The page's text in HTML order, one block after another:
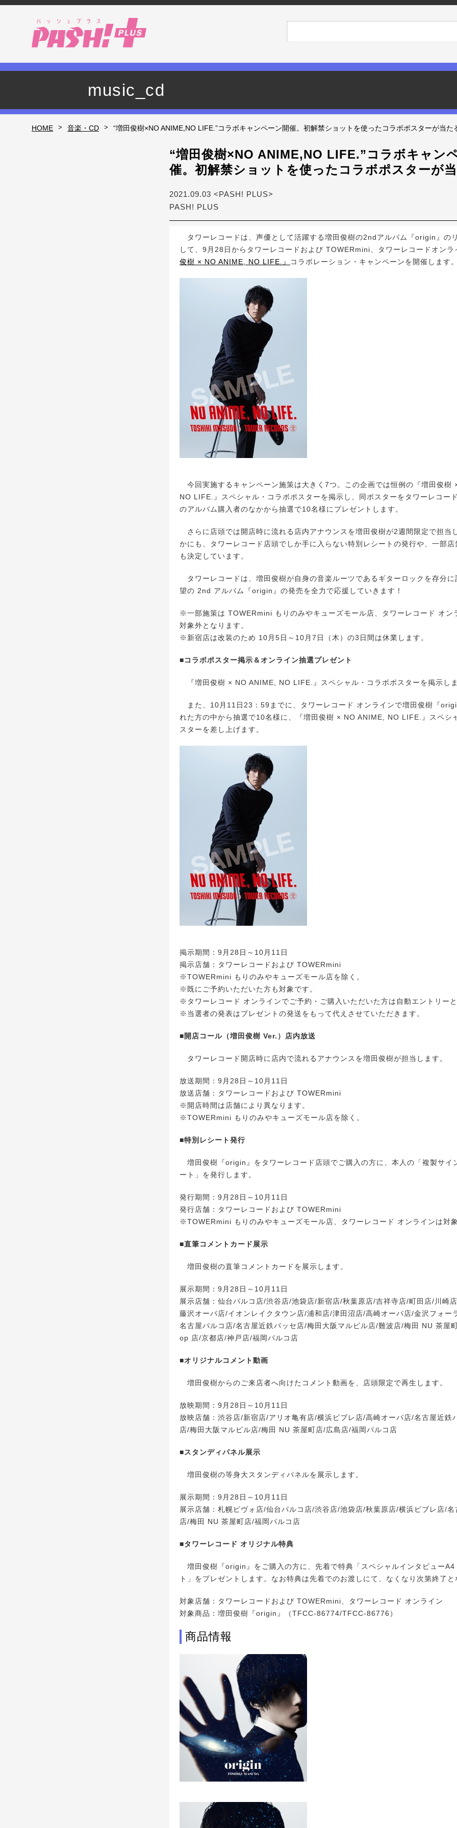
music_cd
HOME > 音楽・CD > “増田俊樹×NO ANIME,NO LIFE.”コラボキャンペーン開催。初解禁ショットを使ったコラボポスターが当た
“増田俊樹×NO ANIME,NO LIFE.”コラボキャン
催。初解禁ショットを使ったコラボポスターが当
2021.09.03 <PASH! PLUS>
PASH! PLUS
タワーレコードは、声優として活躍する増田俊樹の2ndアルバム『origin』の
して、9月28日からタワーレコードおよび TOWERmini、タワーレコードオンラ
俊樹 × NO ANIME, NO LIFE.』
コラボレーション・キャンペーンを開催します。
今回実施するキャンペーン施策は大きく7つ。この企画では恒例の『増田俊樹
NO LIFE.』スペシャル・コラボポスターを掲示し、同ポスターをタワーレコー
のアルバム購入者のなかから抽選で10名様にプレゼントします。
さらに店頭では開店時に流れる店内アナウンスを増田俊樹が2週間限定で担当
かにも、タワーレコード店頭でしか手に入らない特別レシートの発行や、一部店
も決定しています。
タワーレコードは、増田俊樹が自身の音楽ルーツであるギターロックを存分に
望の 2nd アルバム『origin』の発売を全力で応援していきます！
※一部施策は TOWERmini もりのみやキューズモール店、タワーレコード オン
対象外となります。
※新宿店は改装のため 10月5日～10月7日（木）の3日間は休業します。
■コラボポスター掲示＆オンライン抽選プレゼント
『増田俊樹 × NO ANIME, NO LIFE.』スペシャル・コラボポスターを掲示しま
また、10月11日23：59までに、タワーレコード オンラインで増田俊樹『
れた方の中から抽選で10名様に、『増田俊樹 × NO ANIME, NO LIFE.』スペシ
スターを差し上げます。
掲示期間：9月28日～10月11日
掲示店舗：タワーレコードおよび TOWERmini
※TOWERmini もりのみやキューズモール店を除く。
※既にご予約いただいた方も対象です。
※タワーレコード オンラインでご予約・ご購入いただいた方は自動エントリーと
※当選者の発表はプレゼントの発送をもって代えさせていただきます。
■開店コール（増田俊樹 Ver.）店内放送
タワーレコード開店時に店内で流れるアナウンスを増田俊樹が担当します。
放送期間：9月28日～10月11日
放送店舗：タワーレコードおよび TOWERmini
※開店時間は店舗により異なります。
※TOWERmini もりのみやキューズモール店を除く。
■特別レシート発行
増田俊樹『origin』をタワーレコード店頭でご購入の方に、本人の「複製サイ
ート」を発行します。
発行期間：9月28日～10月11日
発行店舗：タワーレコードおよび TOWERmini
※TOWERmini もりのみやキューズモール店、タワーレコード オンラインは対象
■直筆コメントカード展示
増田俊樹の直筆コメントカードを展示します。
展示期間：9月28日～10月11日
展示店舗：仙台パルコ店/渋谷店/池袋店/新宿店/秋葉原店/吉祥寺店/町田店/川崎
藤沢オーパ店/イオンレイクタウン店/浦和店/津田沼店/高崎オーパ店/金沢フォー
名古屋パルコ店/名古屋近鉄パッセ店/梅田大阪マルビル店/難波店/梅田 NU 茶屋
op 店/京都店/神戸店/福岡パルコ店
■オリジナルコメント動画
増田俊樹からのご来店者へ向けたコメント動画を、店頭限定で再生します。
放映期間：9月28日～10月11日
放映店舗：渋谷店/新宿店/アリオ亀有店/横浜ビブレ店/高崎オーパ店/名古屋近鉄
店/梅田大阪マルビル店/梅田 NU 茶屋町店/広島店/福岡パルコ店
■スタンディパネル展示
増田俊樹の等身大スタンディパネルを展示します。
展示期間：9月28日～10月11日
展示店舗：札幌ピヴォ店/仙台パルコ店/渋谷店/池袋店/秋葉原店/横浜ビブレ店/名
店/梅田 NU 茶屋町店/福岡パルコ店
■タワーレコード オリジナル特典
増田俊樹『origin』をご購入の方に、先着で特典「スペシャルインタビューA4
ト」をプレゼントします。なお特典は先着でのお渡しにて、なくなり次第終了と
対象店舗：タワーレコードおよび TOWERmini、タワーレコード オンライン
対象商品：増田俊樹『origin』（TFCC-86774/TFCC-86776）
商品情報